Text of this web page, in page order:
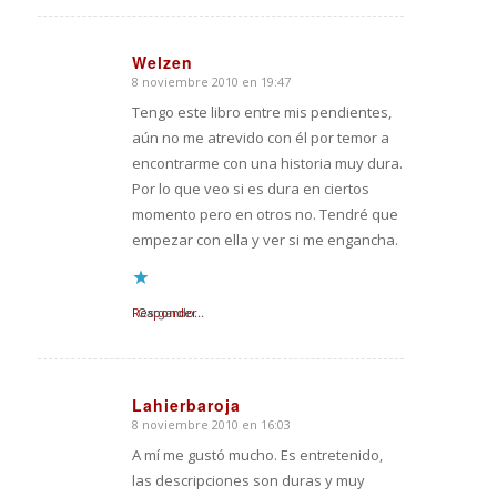
Welzen
Dice:
8 noviembre 2010 en 19:47
Tengo este libro entre mis pendientes,
aún no me atrevido con él por temor a
encontrarme con una historia muy dura.
Por lo que veo si es dura en ciertos
momento pero en otros no. Tendré que
empezar con ella y ver si me engancha.
Cargando...
Responder
Lahierbaroja
Dice:
8 noviembre 2010 en 16:03
A mí me gustó mucho. Es entretenido,
las descripciones son duras y muy